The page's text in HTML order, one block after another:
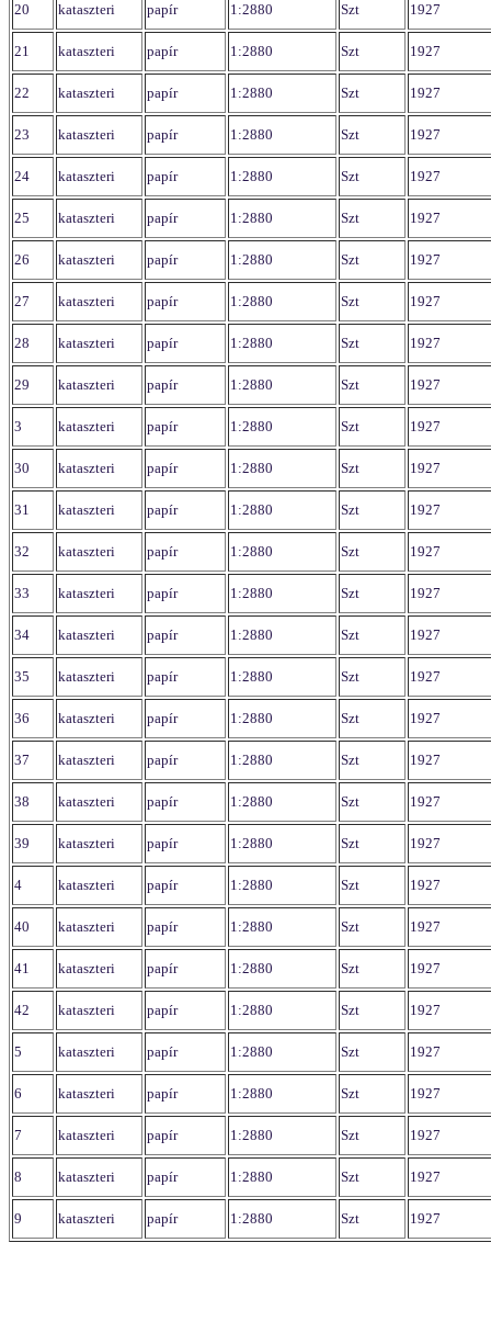
20 kataszteri papír 1:2880 Szt 1927
21 kataszteri papír 1:2880 Szt 1927
22 kataszteri papír 1:2880 Szt 1927
23 kataszteri papír 1:2880 Szt 1927
24 kataszteri papír 1:2880 Szt 1927
25 kataszteri papír 1:2880 Szt 1927
26 kataszteri papír 1:2880 Szt 1927
27 kataszteri papír 1:2880 Szt 1927
28 kataszteri papír 1:2880 Szt 1927
29 kataszteri papír 1:2880 Szt 1927
3 kataszteri papír 1:2880 Szt 1927
30 kataszteri papír 1:2880 Szt 1927
31 kataszteri papír 1:2880 Szt 1927
32 kataszteri papír 1:2880 Szt 1927
33 kataszteri papír 1:2880 Szt 1927
34 kataszteri papír 1:2880 Szt 1927
35 kataszteri papír 1:2880 Szt 1927
36 kataszteri papír 1:2880 Szt 1927
37 kataszteri papír 1:2880 Szt 1927
38 kataszteri papír 1:2880 Szt 1927
39 kataszteri papír 1:2880 Szt 1927
4 kataszteri papír 1:2880 Szt 1927
40 kataszteri papír 1:2880 Szt 1927
41 kataszteri papír 1:2880 Szt 1927
42 kataszteri papír 1:2880 Szt 1927
5 kataszteri papír 1:2880 Szt 1927
6 kataszteri papír 1:2880 Szt 1927
7 kataszteri papír 1:2880 Szt 1927
8 kataszteri papír 1:2880 Szt 1927
9 kataszteri papír 1:2880 Szt 1927